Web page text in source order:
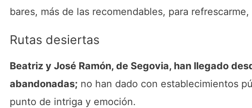
bares, más de las recomendables, para
Rutas desiertas
Beatriz y José Ramón, de Segovia, han llegado
abandonadas; no han dado con establecimientos
punto de intriga y emoción.